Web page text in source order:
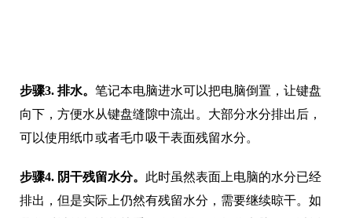
步骤3. 排水。 笔记本电脑进水可以把电脑倒置，让键盘
向下，方便水从键盘缝隙中流出。大部分水分排出后，
可以使用纸巾或者毛巾吸干表面残留水分。
步骤4. 阴干残留水分。 此时虽然表面上电脑的水分已经
排出，但是实际上仍然有残留水分，需要继续晾干。如